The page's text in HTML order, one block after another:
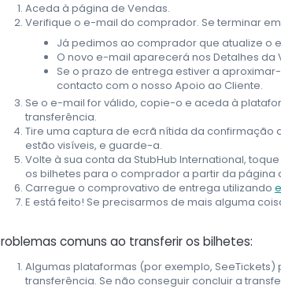
Aceda à página de Vendas.
Verifique o e-mail do comprador. Se terminar
Já pedimos ao comprador que atualize o
O novo e-mail aparecerá nos Detalhes da
Se o prazo de entrega estiver a
contacto com o nosso Apoio ao Cliente.
Se o e-mail for válido, copie-o e aceda à
transferência.
Tire uma captura de ecrã nítida da
estão visíveis, e guarde-a.
Volte à sua conta da StubHub International,
os bilhetes para o comprador a partir da página
Carregue o comprovativo de entrega utilizando
E está feito! Se precisarmos de mais alguma
comuns ao transferir os bilhetes:
Algumas plataformas (por exemplo,
transferência. Se não conseguir concluir a